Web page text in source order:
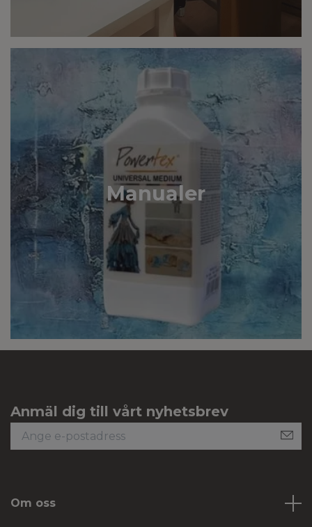
Manualer
Anmäl dig till vårt nyhetsbrev
Om oss